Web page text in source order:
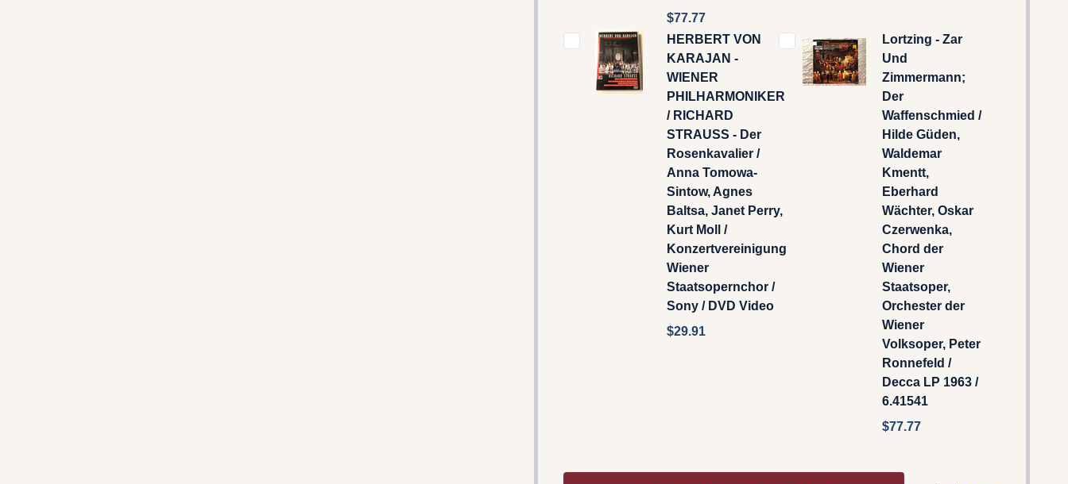
$77.77
HERBERT VON
KARAJAN -
WIENER
PHILHARMONIKER
/ RICHARD
STRAUSS - Der
Rosenkavalier /
Anna Tomowa-
Sintow, Agnes
Baltsa, Janet Perry,
Kurt Moll /
Konzertvereinigung
Wiener
Staatsopernchor /
Sony / DVD Video
$29.91
Lortzing - Zar
Und
Zimmermann;
Der
Waffenschmied /
Hilde Güden,
Waldemar
Kmentt,
Eberhard
Wächter, Oskar
Czerwenka,
Chord der
Wiener
Staatsoper,
Orchester der
Wiener
Volksoper, Peter
Ronnefeld /
Decca LP 1963 /
6.41541
$77.77